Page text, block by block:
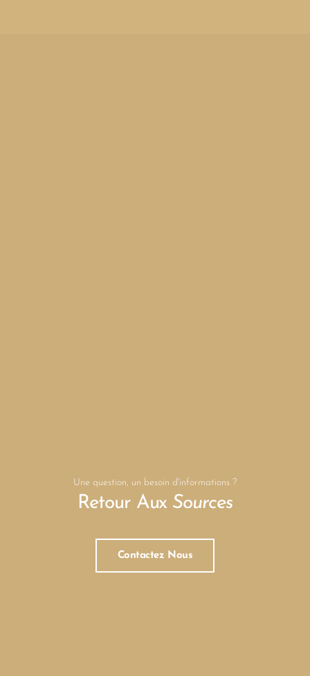
Une question, un besoin d'informations ?
Retour Aux Sources
Contactez Nous